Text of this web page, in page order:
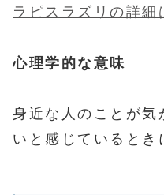
ラピスラズリの詳細
心理学的な意味
身近な人のことが気
いと感じているとき